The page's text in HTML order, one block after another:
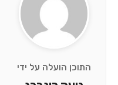
התוכן הועלה על ידי